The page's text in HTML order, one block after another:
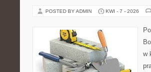
POSTED BY ADMIN KWI - 7 - 2026
w